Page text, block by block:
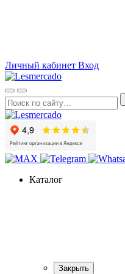
Личный кабинет Вход
Каталог
Закрыть